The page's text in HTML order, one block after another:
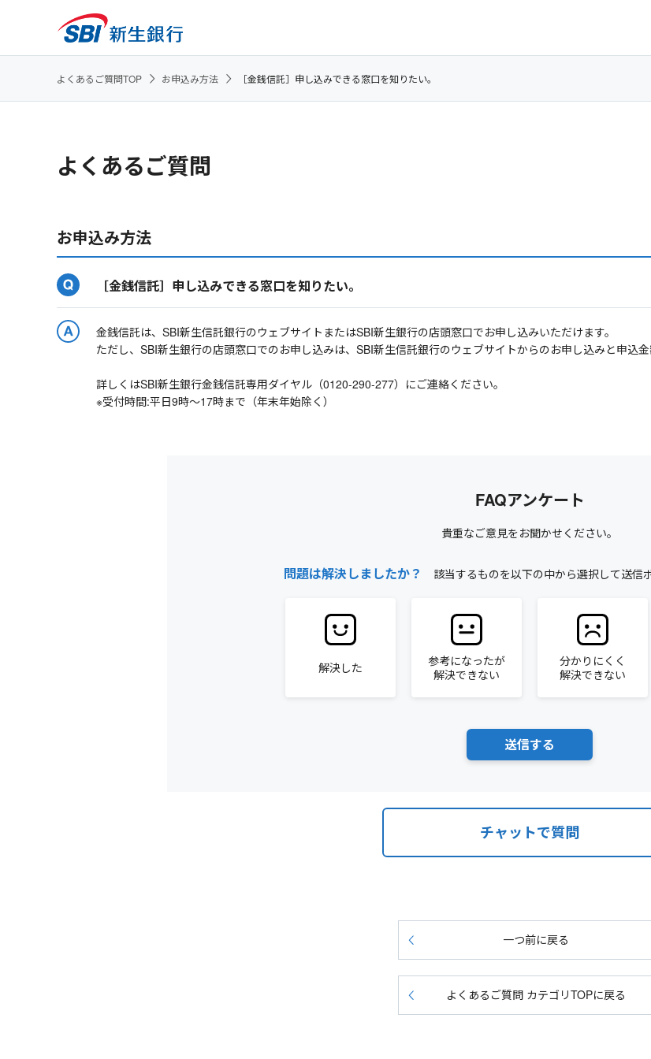
よくあるご質問TOP お申込み方法 ［金銭信託］申し込みできる窓口を知りたい。
よくあるご質問
お申込み方法
［金銭信託］申し込みできる窓口を知りたい。
金銭信託は、SBI新生信託銀行のウェブサイトまたはSBI新生銀行の店頭窓口でお申し込みいただけます。
ただし、SBI新生銀行の店頭窓口でのお申し込みは、SBI新生信託銀行のウェブサイトからのお申し込みと申込
詳しくはSBI新生銀行金銭信託専用ダイヤル（0120-290-277）にご連絡ください。
※受付時間:平日9時～17時まで（年末年始除く）
FAQアンケート
貴重なご意見をお聞かせください。
問題は解決しましたか？ 該当するものを以下の中から選択して送信
解決した
参考になったが
解決できない
分かりにくく
解決できない
チャットで質問
一つ前に戻る
よくあるご質問 カテゴリTOPに戻る